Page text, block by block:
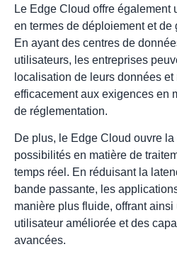
Le Edge Cloud offre
en termes de déploiement et
En ayant des centres de
utilisateurs, les entreprises
localisation de leurs données
efficacement aux exigences en
de réglementation.
De plus, le Edge Cloud ouvre
possibilités en matière de
temps réel. En réduisant la
bande passante, les
manière plus fluide, offrant
utilisateur améliorée et des
avancées.